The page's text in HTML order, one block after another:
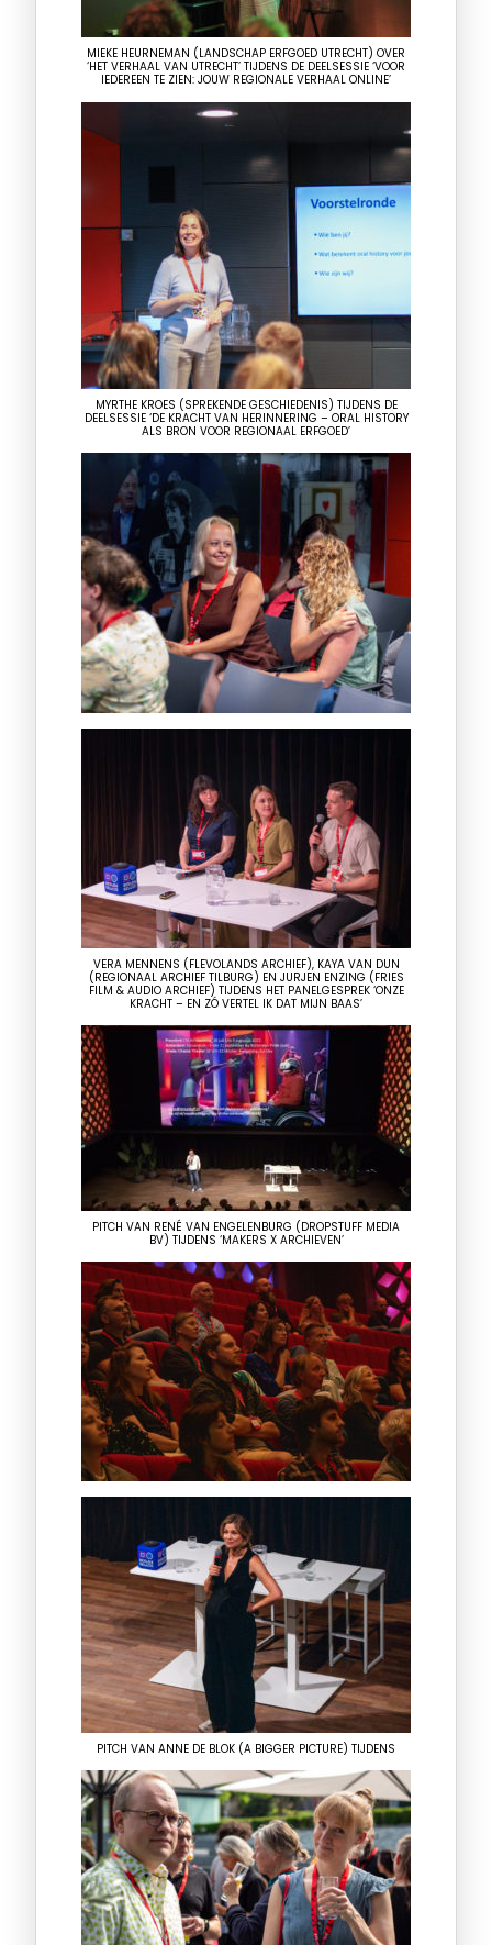
MIEKE HEURNEMAN (LANDSCHAP ERFGOED UTRECHT) OVER
‘HET VERHAAL VAN UTRECHT’ TIJDENS DE DEELSESSIE ‘VOOR
IEDEREEN TE ZIEN: JOUW REGIONALE VERHAAL ONLINE’
MYRTHE KROES (SPREKENDE GESCHIEDENIS) TIJDENS DE
DEELSESSIE ‘DE KRACHT VAN HERINNERING – ORAL HISTORY
ALS BRON VOOR REGIONAAL ERFGOED’
VERA MENNENS (FLEVOLANDS ARCHIEF), KAYA VAN DUN
(REGIONAAL ARCHIEF TILBURG) EN JURJEN ENZING (FRIES
FILM & AUDIO ARCHIEF) TIJDENS HET PANELGESPREK ‘ONZE
KRACHT – EN ZÓ VERTEL IK DAT MIJN BAAS’
PITCH VAN RENÉ VAN ENGELENBURG (DROPSTUFF MEDIA
BV) TIJDENS ‘MAKERS X ARCHIEVEN’
PITCH VAN ANNE DE BLOK (A BIGGER PICTURE) TIJDENS